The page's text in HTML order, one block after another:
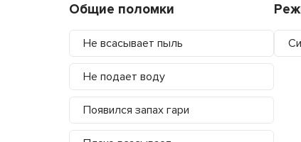
Общие поломки
Не всасывает пыль
Не подает воду
Появился запах гари